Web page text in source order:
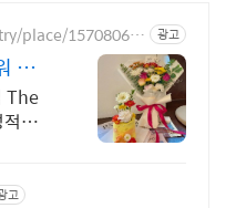
place/15708060 광고
기
The
인
고